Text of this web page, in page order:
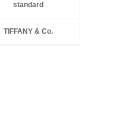
standard
TIFFANY & Co.